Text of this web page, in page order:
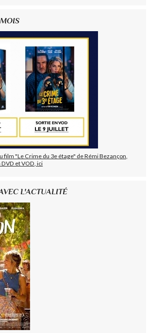
film "Le Crime du 3e étage" de Rémi Bezançon,
et VOD, ici
L'ACTUALITÉ